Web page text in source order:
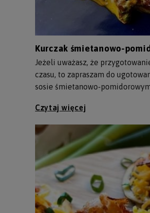
Kurczak śmietanowo-
Jeżeli uważasz, że
czasu, to zapraszam do
sosie śmietanowo-
Czytaj więcej